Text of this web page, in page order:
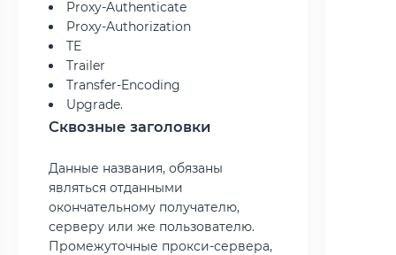
Proxy-Authenticate
Proxy-Authorization
TE
Trailer
Transfer-Encoding
Upgrade.
Сквозные заголовки
Данные названия, обязаны
являться отданными
окончательному получателю,
серверу или же пользователю.
Промежуточные прокси-сервера,